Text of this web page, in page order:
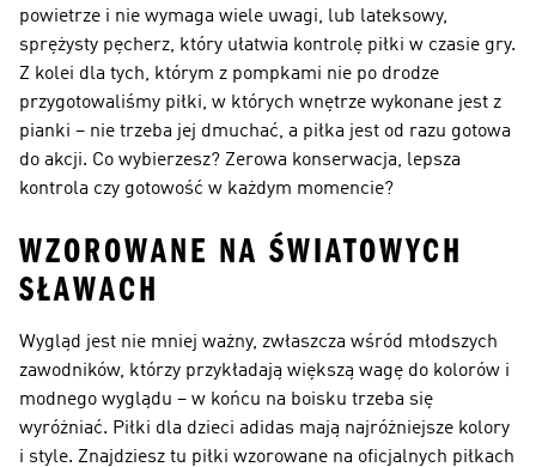
powietrze i nie wymaga wiele uwagi, lub lateksowy,
sprężysty pęcherz, który ułatwia kontrolę piłki w czasie gry.
Z kolei dla tych, którym z pompkami nie po drodze
przygotowaliśmy piłki, w których wnętrze wykonane jest z
pianki – nie trzeba jej dmuchać, a piłka jest od razu gotowa
do akcji. Co wybierzesz? Zerowa konserwacja, lepsza
kontrola czy gotowość w każdym momencie?
WZOROWANE NA ŚWIATOWYCH
SŁAWACH
Wygląd jest nie mniej ważny, zwłaszcza wśród młodszych
zawodników, którzy przykładają większą wagę do kolorów i
modnego wyglądu – w końcu na boisku trzeba się
wyróżniać. Piłki dla dzieci adidas mają najróżniejsze kolory
i style. Znajdziesz tu piłki wzorowane na oficjalnych piłkach